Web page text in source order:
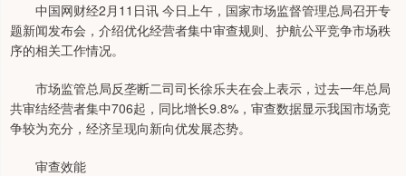
中国网财经2月11日讯 今日上午，国家市场监督管理总局召开专
题新闻发布会，介绍优化经营者集中审查规则、护航公平竞争市场秩
序的相关工作情况。
市场监管总局反垄断二司司长徐乐夫在会上表示，过去一年总局
共审结经营者集中706起，同比增长9.8%，审查数据显示我国市场竞
争较为充分，经济呈现向新向优发展态势。
审查效能